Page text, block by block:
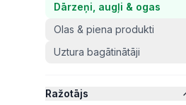
Dārzeņi, augļi & ogas
Olas & piena produkti
Uztura bagātinātāji
Ražotājs